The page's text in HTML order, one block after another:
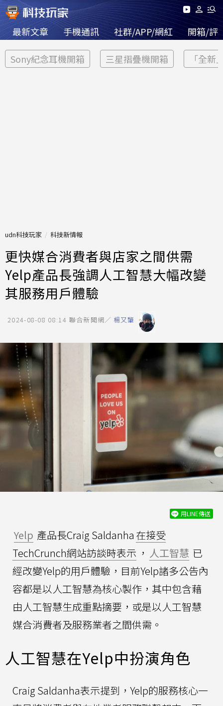
最新文章 手機通訊 社群/APP/網紅 開箱/評
Sony紀念耳機開箱 三星摺疊機開箱 「全新
udn科技玩家 科技新情報
更快媒合消費者與店家之間供需
Yelp產品長強調人工智慧大幅改變
其服務用戶體驗
2024-08-08 08:14 聯合新聞網／ 楊又肇
用LINE傳送
Yelp 產品長Craig Saldanha 在接受
TechCrunch網站訪談時表示 ， 人工智慧 已
經改變Yelp的用戶體驗，目前Yelp諸多公告內
容都是以人工智慧為核心製作，其中包含藉
由人工智慧生成重點摘要，或是以人工智慧
媒合消費者及服務業者之間供需。
人工智慧在Yelp中扮演角色
Craig Saldanha表示提到，Yelp的服務核心一